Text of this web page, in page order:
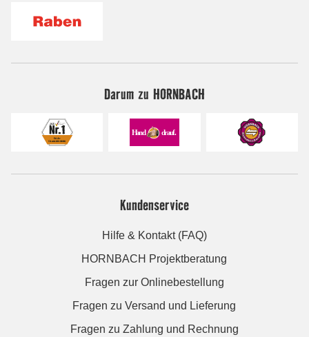
Darum zu HORNBACH
Kundenservice
Hilfe & Kontakt (FAQ)
HORNBACH Projektberatung
Fragen zur Onlinebestellung
Fragen zu Versand und Lieferung
Fragen zu Zahlung und Rechnung